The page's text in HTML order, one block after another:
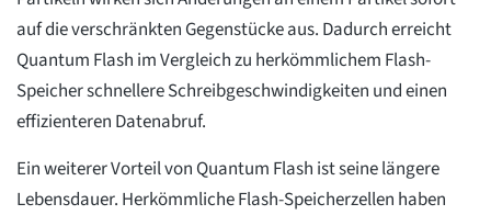
auf die verschränkten Gegenstücke aus. Dadurch erreicht
Quantum Flash im Vergleich zu herkömmlichem Flash-
Speicher schnellere Schreibgeschwindigkeiten und einen
effizienteren Datenabruf.
Ein weiterer Vorteil von Quantum Flash ist seine längere
Lebensdauer. Herkömmliche Flash-Speicherzellen haben